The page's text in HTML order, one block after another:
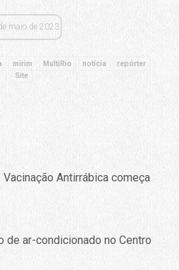
maio de 2023
mirim MultiRio notícia
repórter
Site
Antirrábica começa
de ar-condicionado no Centro